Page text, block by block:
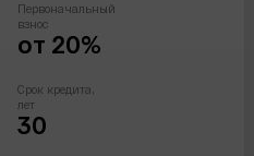
Первоначальный
взнос
от 20%
Срок кредита,
лет
30